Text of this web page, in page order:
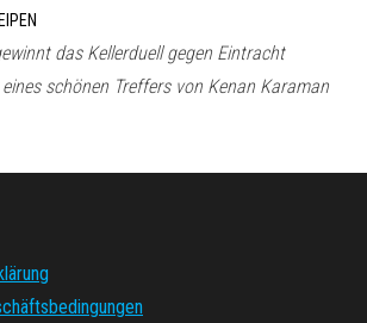
das Kellerduell gegen Eintracht
schönen Treffers von Kenan Karaman